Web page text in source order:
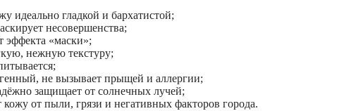
идеально гладкой и бархатистой;
несовершенства;
эффекта «маски»;
нежную текстуру;
не вызывает прыщей и аллергии;
защищает от солнечных лучей;
от пыли, грязи и негативных факторов города.